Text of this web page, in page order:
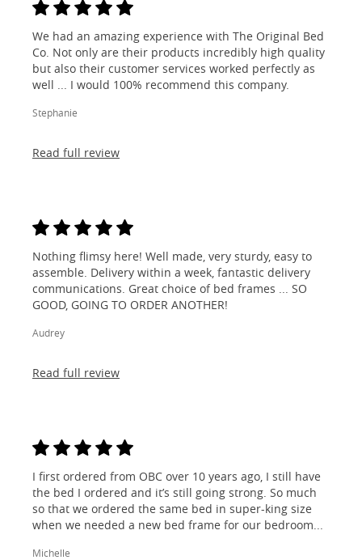
We had an amazing experience with The Original Bed
Co. Not only are their products incredibly high quality
but also their customer services worked perfectly as
well ... I would 100% recommend this company.
Stephanie
Read full review
Nothing flimsy here! Well made, very sturdy, easy to
assemble. Delivery within a week, fantastic delivery
communications. Great choice of bed frames ... SO
GOOD, GOING TO ORDER ANOTHER!
Audrey
Read full review
I first ordered from OBC over 10 years ago, I still have
the bed I ordered and it’s still going strong. So much
so that we ordered the same bed in super-king size
when we needed a new bed frame for our bedroom...
Michelle